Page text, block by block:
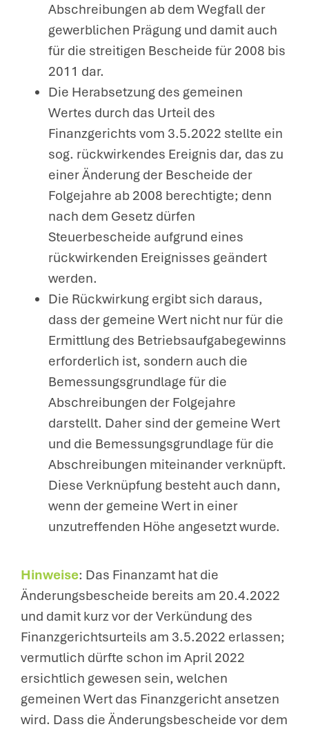
Abschreibungen ab dem Wegfall der
gewerblichen Prägung und damit auch
für die streitigen Bescheide für 2008 bis
2011 dar.
Die Herabsetzung des gemeinen
Wertes durch das Urteil des
Finanzgerichts vom 3.5.2022 stellte ein
sog. rückwirkendes Ereignis dar, das zu
einer Änderung der Bescheide der
Folgejahre ab 2008 berechtigte; denn
nach dem Gesetz dürfen
Steuerbescheide aufgrund eines
rückwirkenden Ereignisses geändert
werden.
Die Rückwirkung ergibt sich daraus,
dass der gemeine Wert nicht nur für die
Ermittlung des Betriebsaufgabegewinns
erforderlich ist, sondern auch die
Bemessungsgrundlage für die
Abschreibungen der Folgejahre
darstellt. Daher sind der gemeine Wert
und die Bemessungsgrundlage für die
Abschreibungen miteinander verknüpft.
Diese Verknüpfung besteht auch dann,
wenn der gemeine Wert in einer
unzutreffenden Höhe angesetzt wurde.
Hinweise: Das Finanzamt hat die
Änderungsbescheide bereits am 20.4.2022
und damit kurz vor der Verkündung des
Finanzgerichtsurteils am 3.5.2022 erlassen;
vermutlich dürfte schon im April 2022
ersichtlich gewesen sein, welchen
gemeinen Wert das Finanzgericht ansetzen
wird. Dass die Änderungsbescheide vor dem